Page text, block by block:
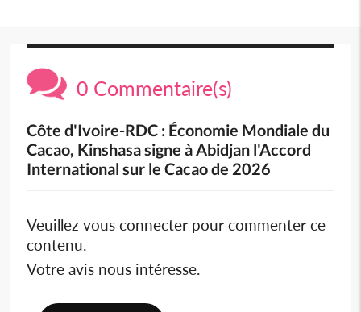
0 Commentaire(s)
Côte d'Ivoire-RDC : Économie Mondiale du
Cacao, Kinshasa signe à Abidjan l'Accord
International sur le Cacao de 2026
Veuillez vous connecter pour commenter ce
contenu.
Votre avis nous intéresse.